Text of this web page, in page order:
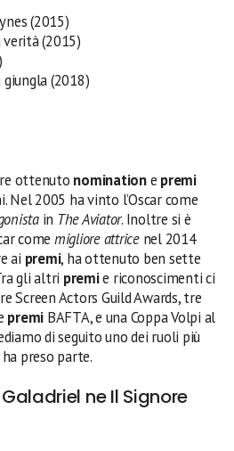
(2015)
(2015)
(2018)
ottenuto nominatione premi
Nel 2005 ha vinto l’Oscar come
in The Aviator. Inoltre si è
come migliore attrice nel 2014
ai premi, ha ottenuto ben sette
gli altri premie riconoscimenti ci
Screen Actors Guild Awards, tre
premi BAFTA, e una Coppa Volpi al
di seguito uno dei ruoli più
preso parte.
ne Il Signore